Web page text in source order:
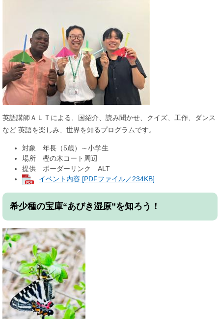
英語講師ＡＬＴによる、国紹介、読み聞かせ、クイズ、工作、ダンス
など 英語を楽しみ、世界を知るプログラムです。
対象 年長（5歳）～小学生
場所 樫の木コート周辺
提供 ボーダーリンク ALT
イベント内容 [PDFファイル／234KB]
希少種の宝庫“あびき湿原”を知ろう！